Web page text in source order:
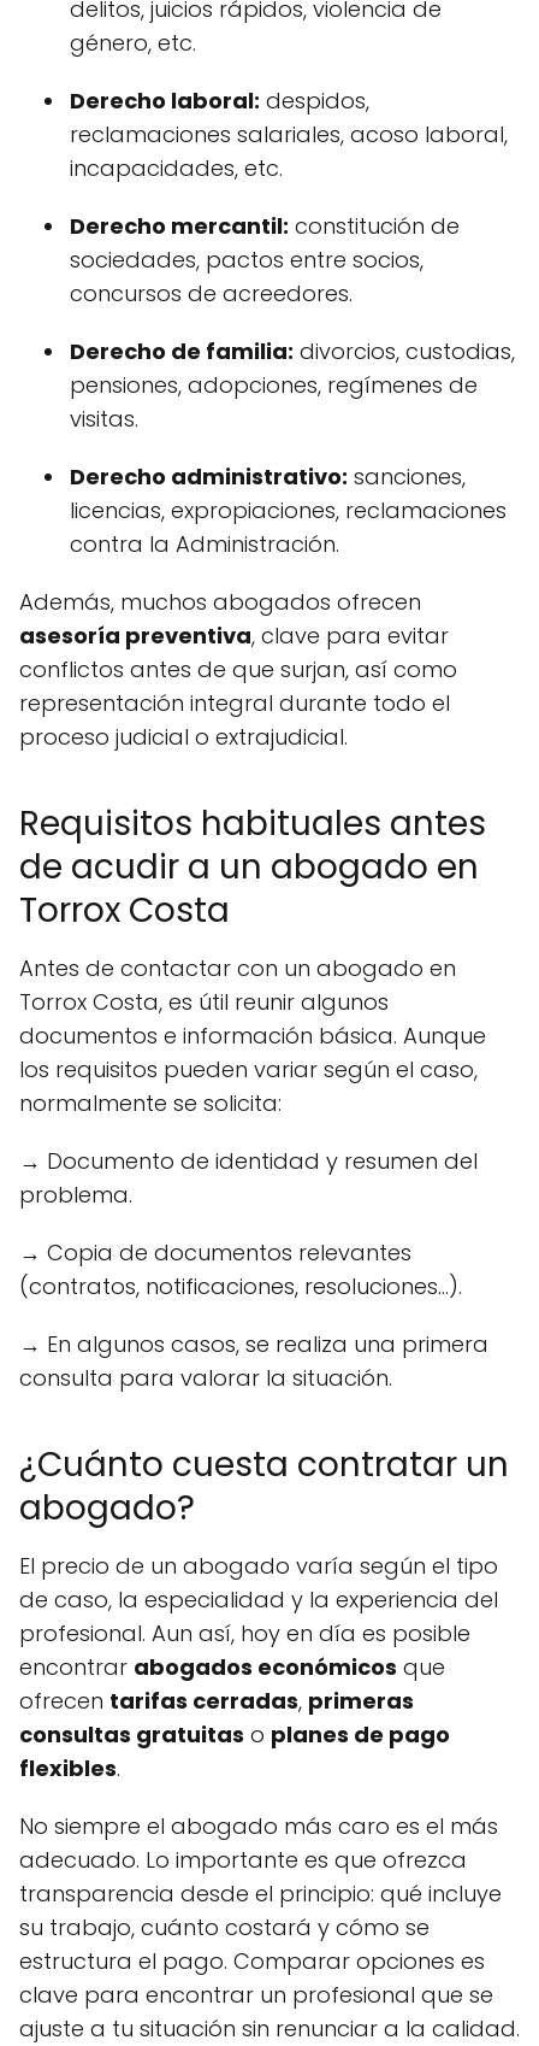
delitos, juicios rápidos, violencia de
género, etc.
Derecho laboral: despidos,
reclamaciones salariales, acoso laboral,
incapacidades, etc.
Derecho mercantil: constitución de
sociedades, pactos entre socios,
concursos de acreedores.
Derecho de familia: divorcios, custodias,
pensiones, adopciones, regímenes de
visitas.
Derecho administrativo: sanciones,
licencias, expropiaciones, reclamaciones
contra la Administración.
Además, muchos abogados ofrecen
asesoría preventiva, clave para evitar
conflictos antes de que surjan, así como
representación integral durante todo el
proceso judicial o extrajudicial.
Requisitos habituales antes
de acudir a un abogado en
Torrox Costa
Antes de contactar con un abogado en
Torrox Costa, es útil reunir algunos
documentos e información básica. Aunque
los requisitos pueden variar según el caso,
normalmente se solicita:
→ Documento de identidad y resumen del
problema.
→ Copia de documentos relevantes
(contratos, notificaciones, resoluciones...).
→ En algunos casos, se realiza una primera
consulta para valorar la situación.
¿Cuánto cuesta contratar un
abogado?
El precio de un abogado varía según el tipo
de caso, la especialidad y la experiencia del
profesional. Aun así, hoy en día es posible
encontrar abogados económicos que
ofrecen tarifas cerradas, primeras
consultas gratuitas o planes de pago
flexibles.
No siempre el abogado más caro es el más
adecuado. Lo importante es que ofrezca
transparencia desde el principio: qué incluye
su trabajo, cuánto costará y cómo se
estructura el pago. Comparar opciones es
clave para encontrar un profesional que se
ajuste a tu situación sin renunciar a la calidad.